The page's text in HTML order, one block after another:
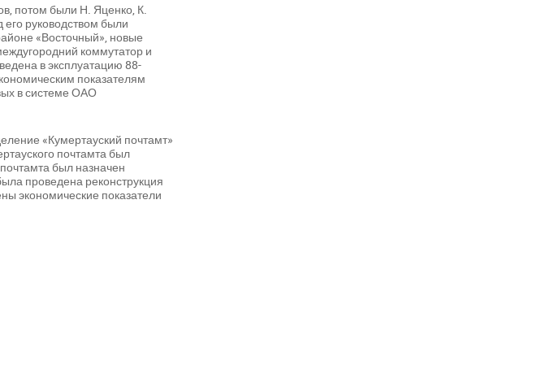
потом были Н. Яценко, К.
руководством были
«Восточный», новые
коммутатор и
в эксплуатацию 88-
показателям
в системе ОАО
«Кумертауский почтамт»
почтамта был
был назначен
проведена реконструкция
экономические показатели